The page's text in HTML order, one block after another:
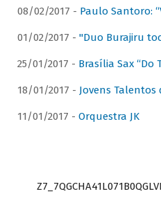
08/02/2017 - Paulo Santoro:
01/02/2017 - "Duo Burajiru
25/01/2017 - Brasília Sax “Do
18/01/2017 - Jovens Talentos
11/01/2017 - Orquestra JK